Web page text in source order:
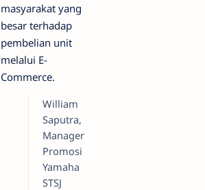
masyarakat yang
besar terhadap
pembelian unit
melalui E-
Commerce.
William
Saputra,
Manager
Promosi
Yamaha
STSJ